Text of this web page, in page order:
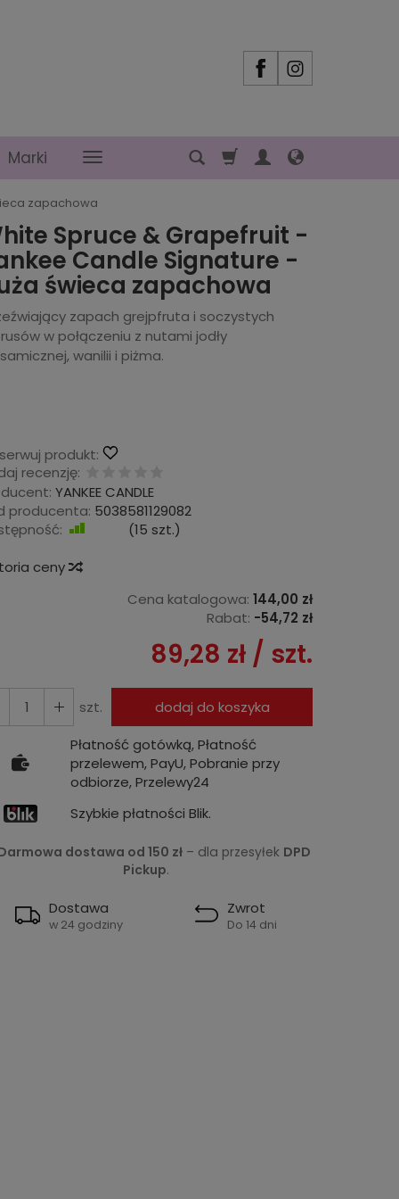
Marki
zapachowa
Spruce & Grapefruit -
Candle Signature -
świeca zapachowa
zapach grejpfruta i soczystych
w połączeniu z nutami jodły
wanilii i piżma.
produkt:
recenzję:
YANKEE CANDLE
producenta: 5038581129082
(15 szt.)
ceny
Cena katalogowa: 144,00 zł
Rabat: -54,72 zł
89,28 zł / szt.
szt.
dodaj do koszyka
Płatność gotówką, Płatność
przelewem, PayU, Pobranie przy
odbiorze, Przelewy24
Szybkie płatności Blik.
dostawa od 150 zł – dla przesyłek DPD
Pickup.
Dostawa
w 24 godziny
Zwrot
Do 14 dni